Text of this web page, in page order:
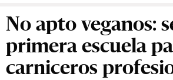
No apto veganos:
primera escuela
carniceros